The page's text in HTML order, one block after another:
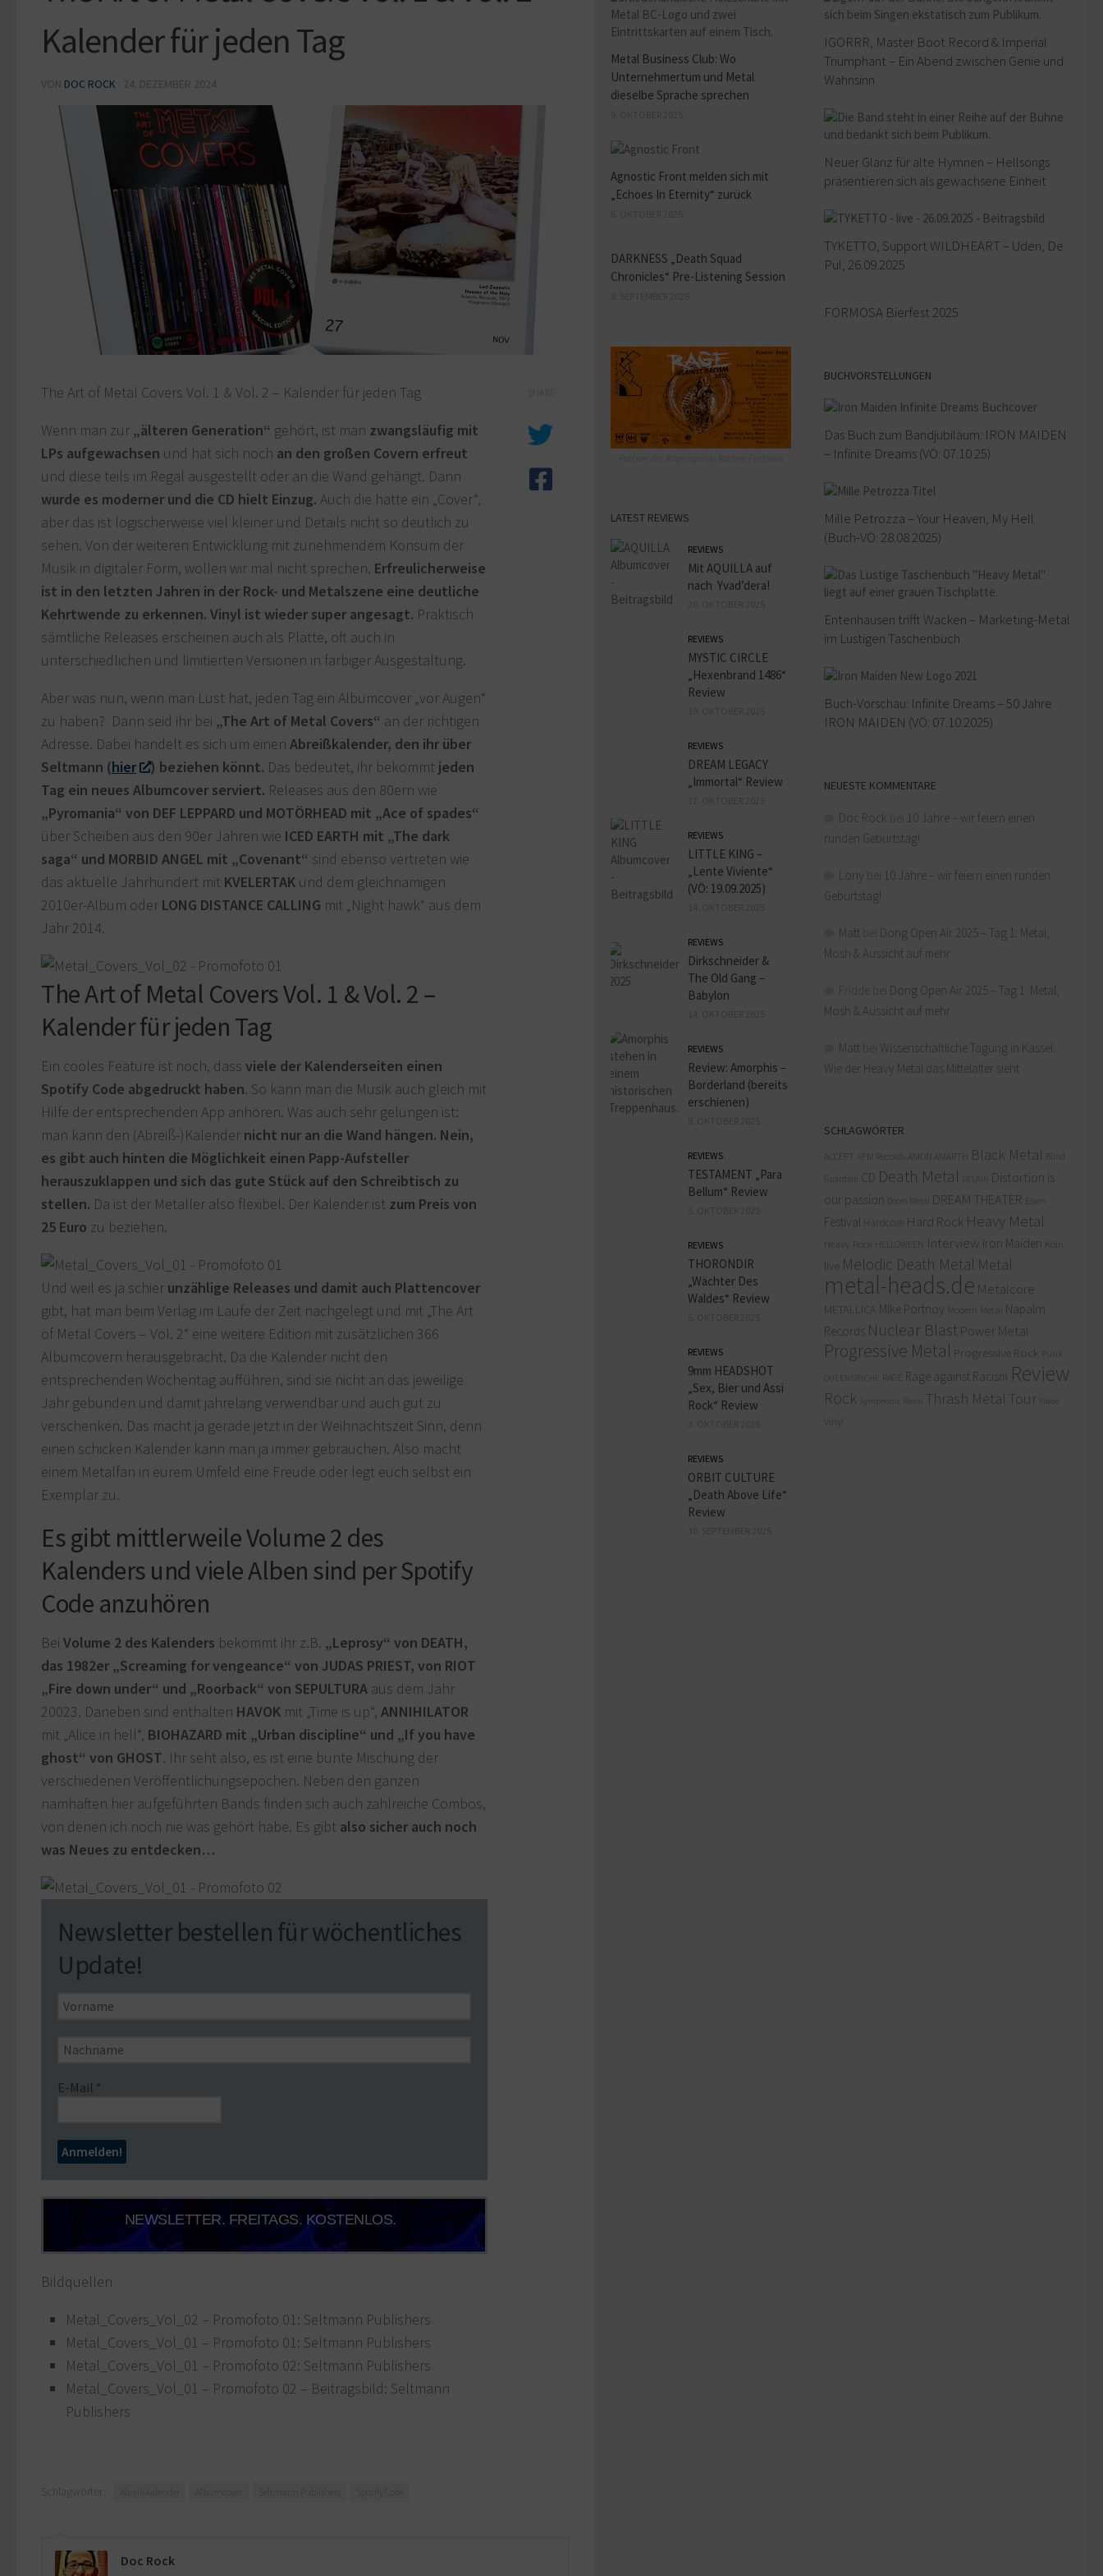
Kalender für jeden Tag
VON DOC ROCK 24. DEZEMBER 2024
The Art of Metal Covers Vol. 1 & Vol. 2 – Kalender für jeden Tag
Wenn man zur „älteren Generation“ gehört, ist man zwangsläufig mit
LPs aufgewachsen und hat sich noch an den großen Covern erfreut
und diese teils im Regal ausgestellt oder an die Wand gehängt. Dann
wurde es moderner und die CD hielt Einzug. Auch die hatte ein „Cover“,
aber das ist logischerweise viel kleiner und Details nicht so deutlich zu
sehen. Von der weiteren Entwicklung mit zunehmendem Konsum der
Musik in digitaler Form, wollen wir mal nicht sprechen. Erfreulicherweise
ist in den letzten Jahren in der Rock- und Metalszene eine deutliche
Kehrtwende zu erkennen. Vinyl ist wieder super angesagt. Praktisch
sämtliche Releases erscheinen auch als Platte, oft auch in
unterschiedlichen und limitierten Versionen in farbiger Ausgestaltung.
Aber was nun, wenn man Lust hat, jeden Tag ein Albumcover „vor Augen“
zu haben? Dann seid ihr bei „The Art of Metal Covers“ an der richtigen
Adresse. Dabei handelt es sich um einen Abreißkalender, den ihr über
Seltmann (hier ) beziehen könnt. Das bedeutet, ihr bekommt jeden
Tag ein neues Albumcover serviert. Releases aus den 80ern wie
„Pyromania“ von DEF LEPPARD und MOTÖRHEAD mit „Ace of spades“
über Scheiben aus den 90er Jahren wie ICED EARTH mit „The dark
saga“ und MORBID ANGEL mit „Covenant“ sind ebenso vertreten wie
das aktuelle Jahrhundert mit KVELERTAK und dem gleichnamigen
2010er-Album oder LONG DISTANCE CALLING mit „Night hawk“ aus dem
Jahr 2014.
The Art of Metal Covers Vol. 1 & Vol. 2 –
Kalender für jeden Tag
Ein cooles Feature ist noch, dass viele der Kalenderseiten einen
Spotify Code abgedruckt haben. So kann man die Musik auch gleich mit
Hilfe der entsprechenden App anhören. Was auch sehr gelungen ist:
man kann den (Abreiß-)Kalender nicht nur an die Wand hängen. Nein,
es gibt auch hinten die Möglichkeit einen Papp-Aufsteller
herauszuklappen und sich das gute Stück auf den Schreibtisch zu
stellen. Da ist der Metaller also flexibel. Der Kalender ist zum Preis von
25 Euro zu beziehen.
Und weil es ja schier unzählige Releases und damit auch Plattencover
gibt, hat man beim Verlag im Laufe der Zeit nachgelegt und mit „The Art
of Metal Covers – Vol. 2“ eine weitere Edition mit zusätzlichen 366
Albumcovern herausgebracht. Da die Kalender nicht den
entsprechenden Wochentag aufführen, sind sie nicht an das jeweilige
Jahr gebunden und damit jahrelang verwendbar und auch gut zu
verschenken. Das macht ja gerade jetzt in der Weihnachtszeit Sinn, denn
einen schicken Kalender kann man ja immer gebrauchen. Also macht
einem Metalfan in eurem Umfeld eine Freude oder legt euch selbst ein
Exemplar zu.
Es gibt mittlerweile Volume 2 des
Kalenders und viele Alben sind per Spotify
Code anzuhören
Bei Volume 2 des Kalenders bekommt ihr z.B. „Leprosy“ von DEATH,
das 1982er „Screaming for vengeance“ von JUDAS PRIEST, von RIOT
„Fire down under“ und „Roorback“ von SEPULTURA aus dem Jahr
20023. Daneben sind enthalten HAVOK mit „Time is up“, ANNIHILATOR
mit „Alice in hell“, BIOHAZARD mit „Urban discipline“ und „If you have
ghost“ von GHOST. Ihr seht also, es ist eine bunte Mischung der
verschiedenen Veröffentlichungsepochen. Neben den ganzen
namhaften hier aufgeführten Bands finden sich auch zahlreiche Combos,
von denen ich noch nie was gehört habe. Es gibt also sicher auch noch
was Neues zu entdecken…
Newsletter bestellen für wöchentliches
Update!
E-Mail *
NEWSLETTER. FREITAGS. KOSTENLOS.
Bildquellen
Metal_Covers_Vol_02 – Promofoto 01: Seltmann Publishers
Metal_Covers_Vol_01 – Promofoto 01: Seltmann Publishers
Metal_Covers_Vol_01 – Promofoto 02: Seltmann Publishers
Metal_Covers_Vol_01 – Promofoto 02 – Beitragsbild: Seltmann
Publishers
Schlagwörter:
Doc Rock
IGORRR, Master Boot Record & Imperial
Triumphant – Ein Abend zwischen Genie und
Wahnsinn
Neuer Glanz für alte Hymnen – Hellsongs
präsentieren sich als gewachsene Einheit
TYKETTO, Support WILDHEART – Uden, De
Pul, 26.09.2025
FORMOSA Bierfest 2025
BUCHVORSTELLUNGEN
Das Buch zum Bandjubiläum: IRON MAIDEN
– Infinite Dreams (VÖ: 07.10.25)
Mille Petrozza – Your Heaven, My Hell
(Buch-VÖ: 28.08.2025)
Entenhausen trifft Wacken – Marketing-Metal
im Lustigen Taschenbuch
Buch-Vorschau: Infinite Dreams – 50 Jahre
IRON MAIDEN (VÖ: 07.10.2025)
NEUESTE KOMMENTARE
Doc Rock
10 Jahre – wir feiern einen
runden Geburtstag!
Lony
10 Jahre – wir feiern einen runden
Geburtstag!
Matt
Dong Open Air 2025 – Tag 1: Metal,
Mosh & Aussicht auf mehr
Dong Open Air 2025 – Tag 1: Metal,
Mosh & Aussicht auf mehr
Matt
Wissenschaftliche Tagung in Kassel:
Wie der Heavy Metal das Mittelalter sieht
SCHLAGWÖRTER
ACCEPT AFM Records AMON AMARTH Black Metal
Blind
CD Death Metal
Distortion is
our passion
Doom Metal DREAM THEATER
Festival Hardcore Hard Rock Heavy Metal
Heavy Rock HELLOWEEN Interview Iron Maiden Köln
live Melodic Death Metal Metal
metal-heads.de Metalcore
METALLICA MIke Portnoy Modern Metal
Napalm
Records Nuclear Blast Power Metal
Progressive Metal Progressive Rock Punk
RAGE Rage against Racism Review
Rock Symphonic Metal Thrash Metal Tour Video
Metal Business Club: Wo
Unternehmertum und Metal
dieselbe Sprache sprechen
Agnostic Front melden sich mit
„Echoes In Eternity“ zurück
DARKNESS „Death Squad
Chronicles“ Pre-Listening Session
LATEST REVIEWS
REVIEWS
Mit AQUILLA auf
nach Yvad’dera!
REVIEWS
MYSTIC CIRCLE
„Hexenbrand 1486“
Review
REVIEWS
DREAM LEGACY
„Immortal“ Review
REVIEWS
LITTLE KING –
„Lente Viviente“
(VÖ: 19.09.2025)
REVIEWS
Dirkschneider &
The Old Gang –
Babylon
REVIEWS
Review: Amorphis –
Borderland (bereits
erschienen)
REVIEWS
TESTAMENT „Para
Bellum“ Review
REVIEWS
THORONDIR
„Wächter Des
Waldes“ Review
REVIEWS
9mm HEADSHOT
„Sex, Bier und Assi
Rock“ Review
REVIEWS
ORBIT CULTURE
„Death Above Life“
Review